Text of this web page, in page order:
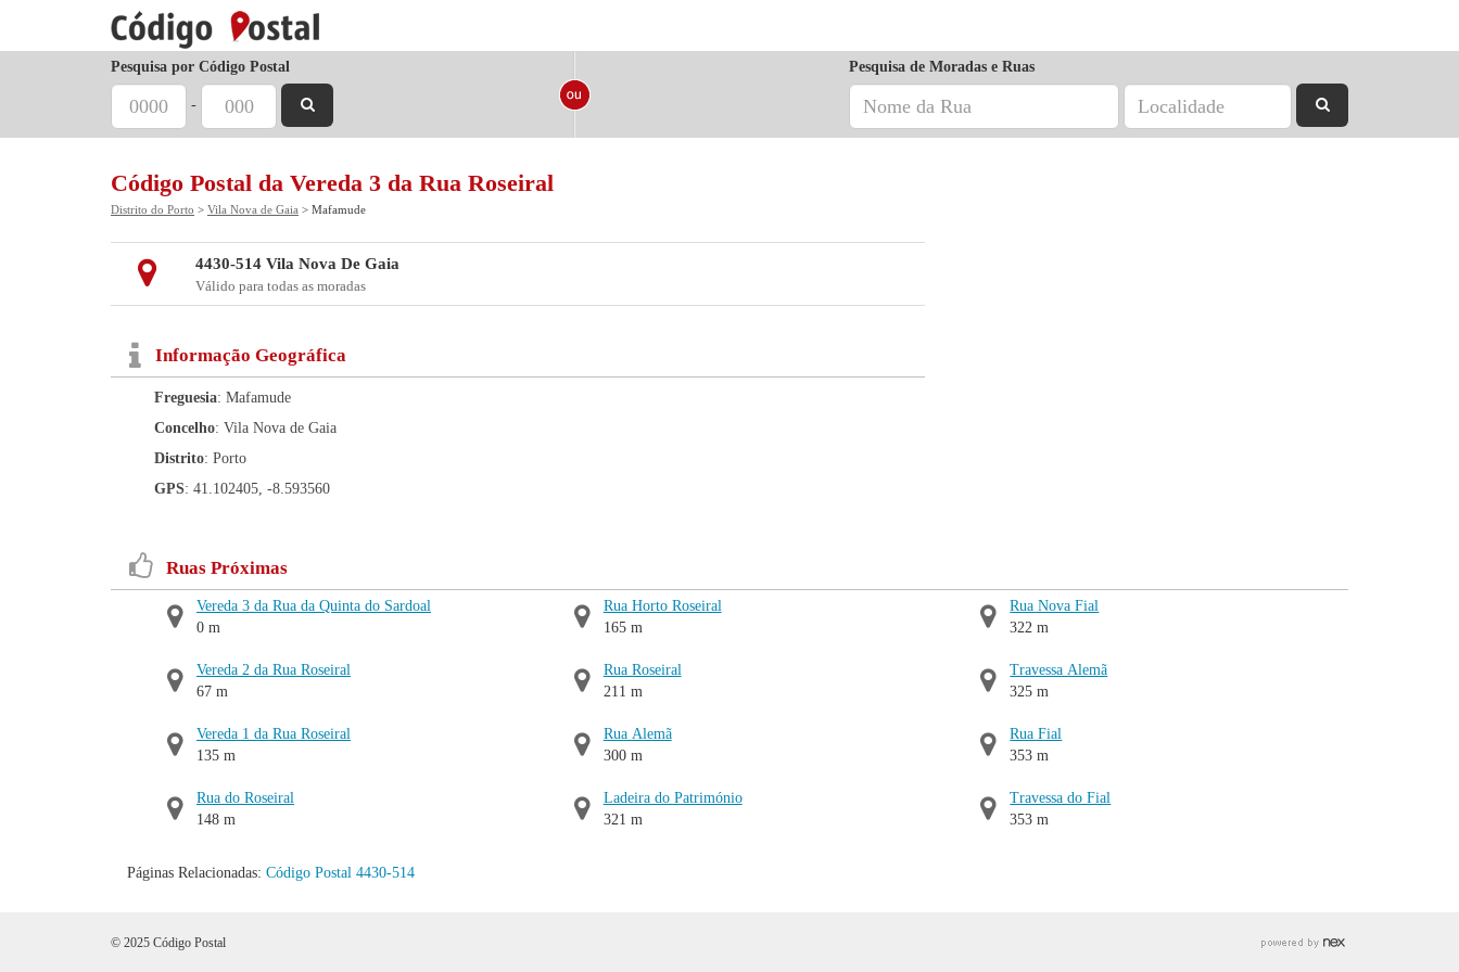
Pesquisa por Código Postal
-
Pesquisa de Moradas e Ruas
Código Postal da Vereda 3 da Rua Roseiral
Distrito do Porto > Vila Nova de Gaia > Mafamude
4430-514 Vila Nova De Gaia
Válido para todas as moradas
Informação Geográfica
Freguesia: Mafamude
Concelho: Vila Nova de Gaia
Distrito: Porto
GPS: 41.102405, -8.593560
Ruas Próximas
Vereda 3 da Rua da Quinta do Sardoal
0 m
Vereda 2 da Rua Roseiral
67 m
Vereda 1 da Rua Roseiral
135 m
Rua do Roseiral
148 m
Rua Horto Roseiral
165 m
Rua Roseiral
211 m
Rua Alemã
300 m
Ladeira do Património
321 m
Rua Nova Fial
322 m
Travessa Alemã
325 m
Rua Fial
353 m
Travessa do Fial
353 m
Páginas Relacionadas: Código Postal 4430-514
© 2025 Código Postal